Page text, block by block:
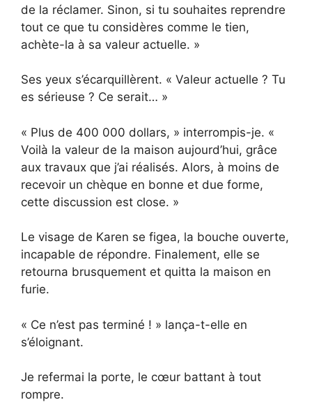
de la réclamer. Sinon, si tu souhaites reprendre
tout ce que tu considères comme le tien,
achète-la à sa valeur actuelle. »
Ses yeux s’écarquillèrent. « Valeur actuelle ? Tu
es sérieuse ? Ce serait… »
« Plus de 400 000 dollars, » interrompis-je. «
Voilà la valeur de la maison aujourd’hui, grâce
aux travaux que j’ai réalisés. Alors, à moins de
recevoir un chèque en bonne et due forme,
cette discussion est close. »
Le visage de Karen se figea, la bouche ouverte,
incapable de répondre. Finalement, elle se
retourna brusquement et quitta la maison en
furie.
« Ce n’est pas terminé ! » lança-t-elle en
s’éloignant.
Je refermai la porte, le cœur battant à tout
rompre.